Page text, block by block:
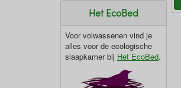
Het EcoBed
Voor volwassenen vind je
alles voor de ecologische
slaapkamer bij Het EcoBed.